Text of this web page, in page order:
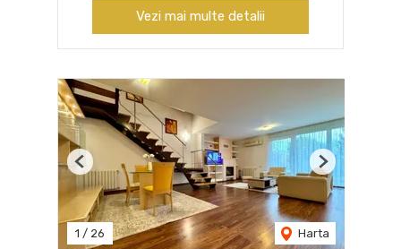
Vezi mai multe detalii
1 / 26 Harta
Previous Next